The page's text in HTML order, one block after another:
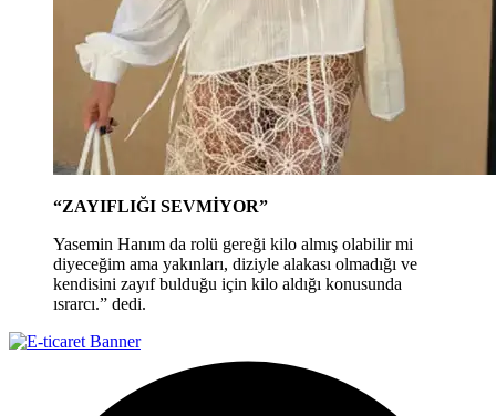
“ZAYIFLIĞI SEVMİYOR”
Yasemin Hanım da rolü gereği kilo almış olabilir mi
diyeceğim ama yakınları, diziyle alakası olmadığı ve
kendisini zayıf bulduğu için kilo aldığı konusunda
ısrarcı.” dedi.